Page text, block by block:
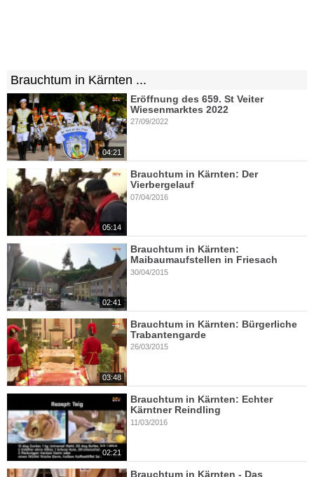
Brauchtum in Kärnten ...
04:21
Eröffnung des 659. St Veiter
Wiesenmarktes 2022
27/09/2022
05:14
Brauchtum in Kärnten: Der
Vierbergelauf
07/04/2016
02:41
Brauchtum in Kärnten:
Maibaumaufstellen in Friesach
30/04/2015
03:48
Brauchtum in Kärnten: Bürgerliche
Trabantengarde
26/03/2015
02:21
Brauchtum in Kärnten: Echter
Kärntner Reindling
11/03/2016
Brauchtum in Kärnten - Das